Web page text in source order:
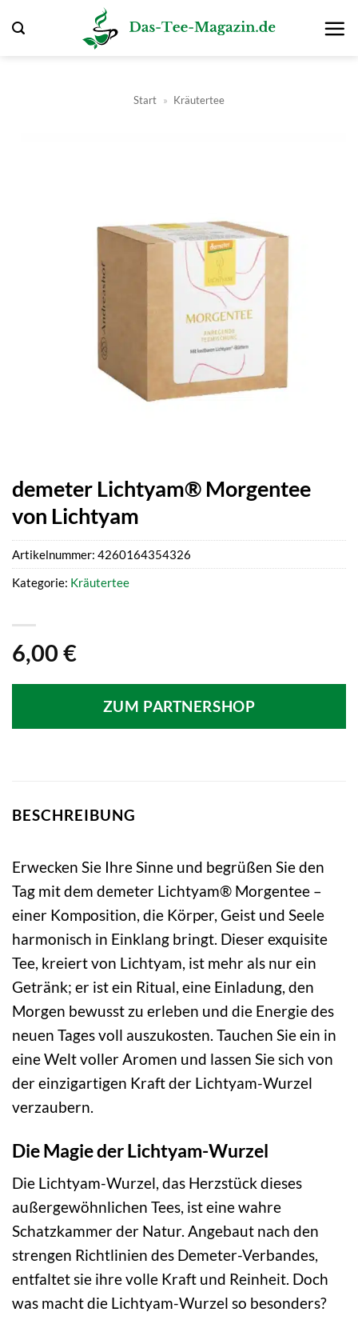
Inhalt
Start » Kräutertee
demeter Lichtyam® Morgentee
von Lichtyam
6,00 €
ZUM PARTNERSHOP
Artikelnummer: 4260164354326
Kategorie: Kräutertee
BESCHREIBUNG
Erwecken Sie Ihre Sinne und begrüßen Sie den
Tag mit dem demeter Lichtyam® Morgentee –
einer Komposition, die Körper, Geist und Seele
harmonisch in Einklang bringt. Dieser exquisite
Tee, kreiert von Lichtyam, ist mehr als nur ein
Getränk; er ist ein Ritual, eine Einladung, den
Morgen bewusst zu erleben und die Energie des
neuen Tages voll auszukosten. Tauchen Sie ein in
eine Welt voller Aromen und lassen Sie sich von
der einzigartigen Kraft der Lichtyam-Wurzel
verzaubern.
Die Magie der Lichtyam-Wurzel
Die Lichtyam-Wurzel, das Herzstück dieses
außergewöhnlichen Tees, ist eine wahre
Schatzkammer der Natur. Angebaut nach den
strengen Richtlinien des Demeter-Verbandes,
entfaltet sie ihre volle Kraft und Reinheit. Doch
was macht die Lichtyam-Wurzel so besonders?